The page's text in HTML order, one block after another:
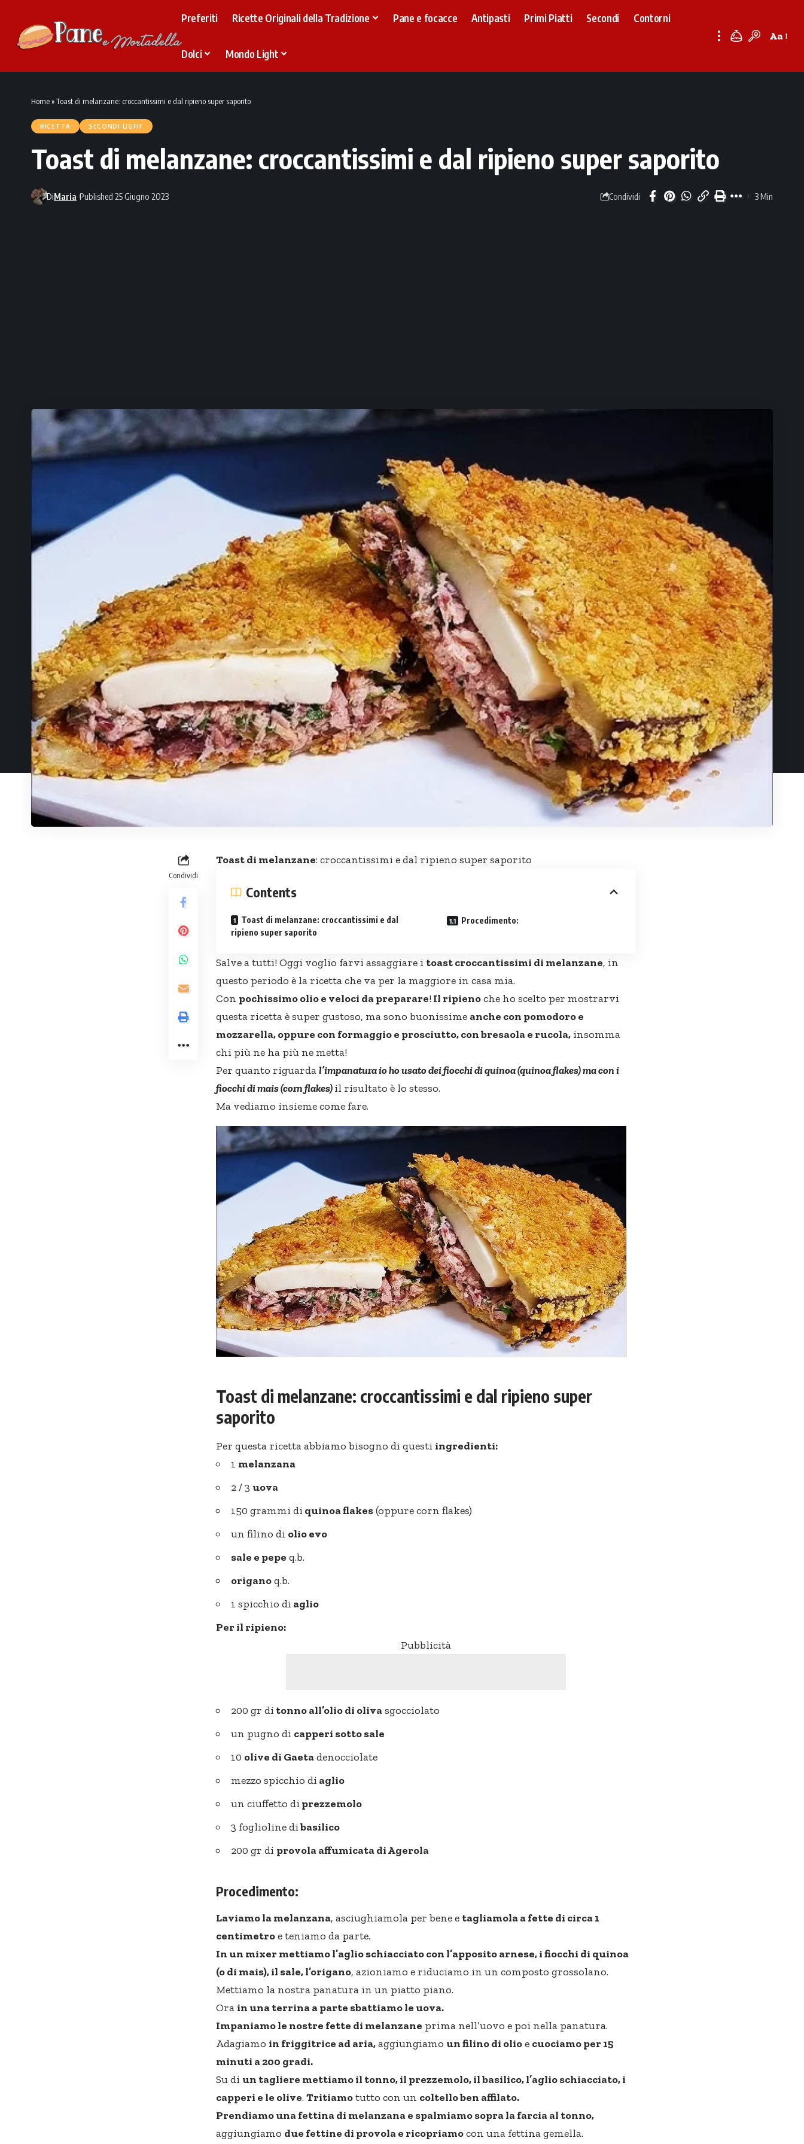
Preferiti Ricette Originali della Tradizione Pane e focacce Antipasti Primi Piatti Secondi Contorni
Dolci Mondo Light
Font
Aa
Home»Toast di melanzane: croccantissimi e dal ripieno super saporito
RICETTA SECONDI LIGHT
Toast di melanzane: croccantissimi e dal ripieno super saporito
DiMaria Published 25 Giugno 2023 Condividi 3 Min
Condividi
Toast di melanzane: croccantissimi e dal ripieno super saporito
Contents
Toast di melanzane: croccantissimi e dal
ripieno super saporito
Procedimento:
Salve a tutti! Oggi voglio farvi assaggiare i toast croccantissimi di melanzane, in
questo periodo è la ricetta che va per la maggiore in casa mia.
Con pochissimo olio e veloci da preparare! Il ripienoche ho scelto per mostrarvi
questa ricetta è super gustoso, ma sono buonissime anche con pomodoro e
mozzarella, oppure con formaggio e prosciutto, con bresaola e rucola, insomma
chi più ne ha più ne metta!
Per quanto riguardal’impanatura io ho usato dei fiocchi di quinoa (quinoa flakes) ma con i
fiocchi di mais (corn flakes)il risultato è lo stesso.
Ma vediamo insieme come fare.
Toast di melanzane: croccantissimi e dal ripieno super
saporito
Per questa ricetta abbiamo bisogno di questi ingredienti:
1 melanzana
2 / 3 uova
150 grammi di quinoa flakes(oppure corn flakes)
un filino di olio evo
sale e pepe q.b.
origanoq.b.
1 spicchio di aglio
Per il ripieno:
Pubblicità
200 gr di tonno all’olio di olivasgocciolato
un pugno di capperi sotto sale
10 olive di Gaetadenocciolate
mezzo spicchio di aglio
un ciuffetto di prezzemolo
3 foglioline dibasilico
200 gr di provola affumicata di Agerola
Procedimento:
Laviamo la melanzana, asciughiamola per bene e tagliamola a fette di circa 1
centimetroe teniamo da parte.
In un mixer mettiamo l’aglio schiacciato con l’apposito arnese, i fiocchi di quinoa
(o di mais), il sale, l’origano, azioniamo e riduciamo in un composto grossolano.
Mettiamo la nostra panatura in un piatto piano.
Ora in una terrina a parte sbattiamo le uova.
Impaniamo le nostre fette di melanzane prima nell’uovo e poi nella panatura.
Adagiamo in friggitrice ad aria,aggiungiamo un filino di olioe cuociamo per 15
minuti a 200 gradi.
Su di un tagliere mettiamo il tonno, il prezzemolo, il basilico, l’aglio schiacciato, i
capperi e le olive. Tritiamotutto con un coltello ben affilato.
Prendiamo una fettina di melanzana e spalmiamo sopra la farcia al tonno,
aggiungiamo due fettine di provola e ricopriamocon una fettina gemella.